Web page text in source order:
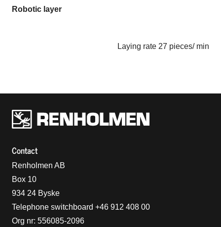
Robotic layer
Laying rate 27 pieces/ min
Contact
Renholmen AB
Box 10
934 24 Byske
Telephone switchboard +46 912 408 00
Org nr: 556085-2096